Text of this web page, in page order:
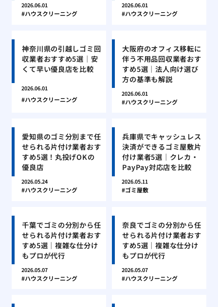
2026.06.01
ハウスクリーニング
2026.06.01
ハウスクリーニング
神奈川県の引越しゴミ回
収業者おすすめ5選｜安
くて早い優良店を比較
2026.06.01
ハウスクリーニング
大阪府のオフィス移転に
伴う不用品回収業者おす
すめ5選｜法人向け選び
方の基準も解説
2026.06.01
ハウスクリーニング
愛知県のゴミ分別まで任
せられる片付け業者おす
すめ5選！丸投げOKの
優良店
2026.05.24
ハウスクリーニング
兵庫県でキャッシュレス
決済ができるゴミ屋敷片
付け業者5選｜クレカ・
PayPay対応店を比較
2026.05.11
ゴミ屋敷
千葉でゴミの分別から任
せられる片付け業者おす
すめ5選｜複雑な仕分け
もプロが代行
2026.05.07
ハウスクリーニング
奈良でゴミの分別から任
せられる片付け業者おす
すめ5選｜複雑な仕分け
もプロが代行
2026.05.07
ハウスクリーニング